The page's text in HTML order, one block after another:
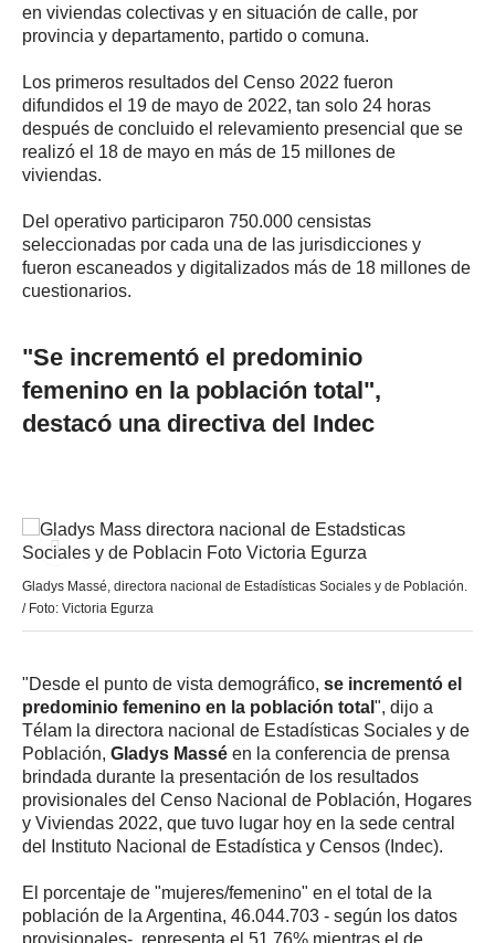
en viviendas colectivas y en situación de calle, por
provincia y departamento, partido o comuna.
Los primeros resultados del Censo 2022 fueron
difundidos el 19 de mayo de 2022, tan solo 24 horas
después de concluido el relevamiento presencial que se
realizó el 18 de mayo en más de 15 millones de
viviendas.
Del operativo participaron 750.000 censistas
seleccionadas por cada una de las jurisdicciones y
fueron escaneados y digitalizados más de 18 millones de
cuestionarios.
"Se incrementó el predominio
femenino en la población total",
destacó una directiva del Indec
Gladys Massé, directora nacional de Estadísticas Sociales y de Población.
/ Foto: Victoria Egurza
"Desde el punto de vista demográfico, se incrementó el
predominio femenino en la población total ", dijo a
Télam la directora nacional de Estadísticas Sociales y de
Población, Gladys Massé en la conferencia de prensa
brindada durante la presentación de los resultados
provisionales del Censo Nacional de Población, Hogares
y Viviendas 2022, que tuvo lugar hoy en la sede central
del Instituto Nacional de Estadística y Censos (Indec).
El porcentaje de "mujeres/femenino" en el total de la
población de la Argentina, 46.044.703 - según los datos
provisionales-, representa el 51,76% mientras el de